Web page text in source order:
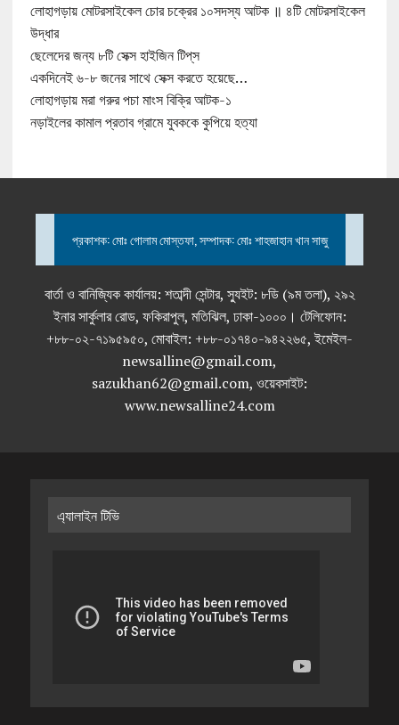
লোহাগড়ায় মোটরসাইকেল চোর চক্রের ১০সদস্য আটক ॥ ৪টি মোটরসাইকেল
উদ্ধার
ছেলেদের জন্য ৮টি সেক্স হাইজিন টিপ্‌স
একদিনেই ৬-৮ জনের সাথে সেক্স করতে হয়েছে…
লোহাগড়ায় মরা গরুর পচা মাংস বিক্রি আটক-১
নড়াইলের কামাল প্রতাব গ্রামে যুবককে কুপিয়ে হত্যা
প্রকাশক: মোঃ গোলাম মোস্তফা, সম্পাদক: মোঃ শাহজাহান খান সাজু
বার্তা ও বানিজ্যিক কার্যালয়: শতাব্দী সেন্টার, স্যুইট: ৮ডি (৯ম তলা), ২৯২
ইনার সার্কুলার রোড, ফকিরাপুল, মতিঝিল, ঢাকা-১০০০। টেলিফোন:
+৮৮-০২-৭১৯৫৯৫০, মোবাইল: +৮৮-০১৭৪০-৯৪২২৬৫, ইমেইল-
newsalline@gmail.com,
sazukhan62@gmail.com, ওয়েবসাইট:
www.newsalline24.com
এ্যালাইন টিভি